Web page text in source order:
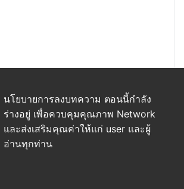
นโยบายการลงบทความ ตอนนี้กำลัง
ร่างอยู่ เพื่อควบคุมคุณภาพ Network
และส่งเสริมคุณค่าให้แก่ user และผู้
อ่านทุกท่าน